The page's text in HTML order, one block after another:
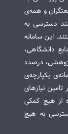
و همه‌ی
دسترسی به
این سامانه
دانشگاهی،
درصدد
یکپارچه‌ی
تامین نیازهای
از هیچ کمکی
به هیچ